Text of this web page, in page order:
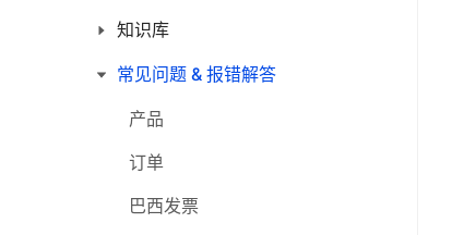
新手操作指引
平台简介
产品
订单
发票
库存
客服
知识库
首页
产品
订单
巴西发票
常见问题 & 报错解答
产品
订单
巴西发票